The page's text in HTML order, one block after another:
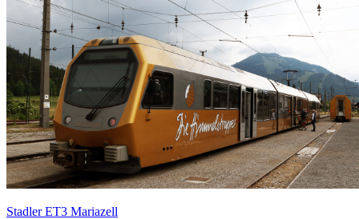
Stadler ET3 Mariazell